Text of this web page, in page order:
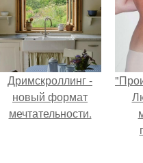
Дримскроллинг -
новый формат
мечтательности.